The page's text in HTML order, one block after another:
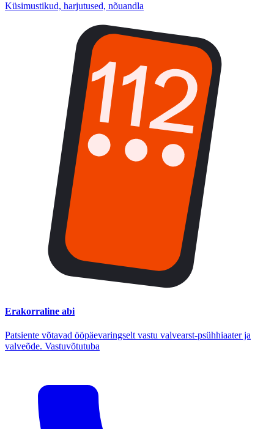
Küsimustikud, harjutused, nõuandla
Erakorraline abi
Patsiente võtavad ööpäevaringselt vastu valvearst-psühhiaater ja
valveõde. Vastuvõtutuba